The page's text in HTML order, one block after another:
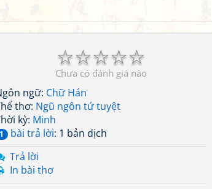
☆
☆
☆
☆
☆
Chưa có đánh giá nào
ngữ: Chữ Hán
thơ: Ngũ ngôn tứ tuyệt
kỳ: Minh
1 bài trả lời: 1 bản dịch
Trả lời
In bài thơ